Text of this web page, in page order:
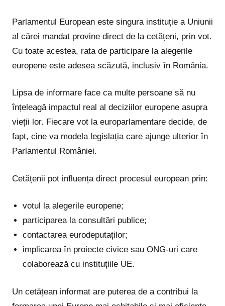
Parlamentul European este singura instituție a Uniunii
al cărei mandat provine direct de la cetățeni, prin vot.
Cu toate acestea, rata de participare la alegerile
europene este adesea scăzută, inclusiv în România.
Lipsa de informare face ca multe persoane să nu
înțeleagă impactul real al deciziilor europene asupra
vieții lor. Fiecare vot la europarlamentare decide, de
fapt, cine va modela legislația care ajunge ulterior în
Parlamentul României.
Cetățenii pot influența direct procesul european prin:
votul la alegerile europene;
participarea la consultări publice;
contactarea eurodeputaților;
implicarea în proiecte civice sau ONG-uri care
colaborează cu instituțiile UE.
Un cetățean informat are puterea de a contribui la